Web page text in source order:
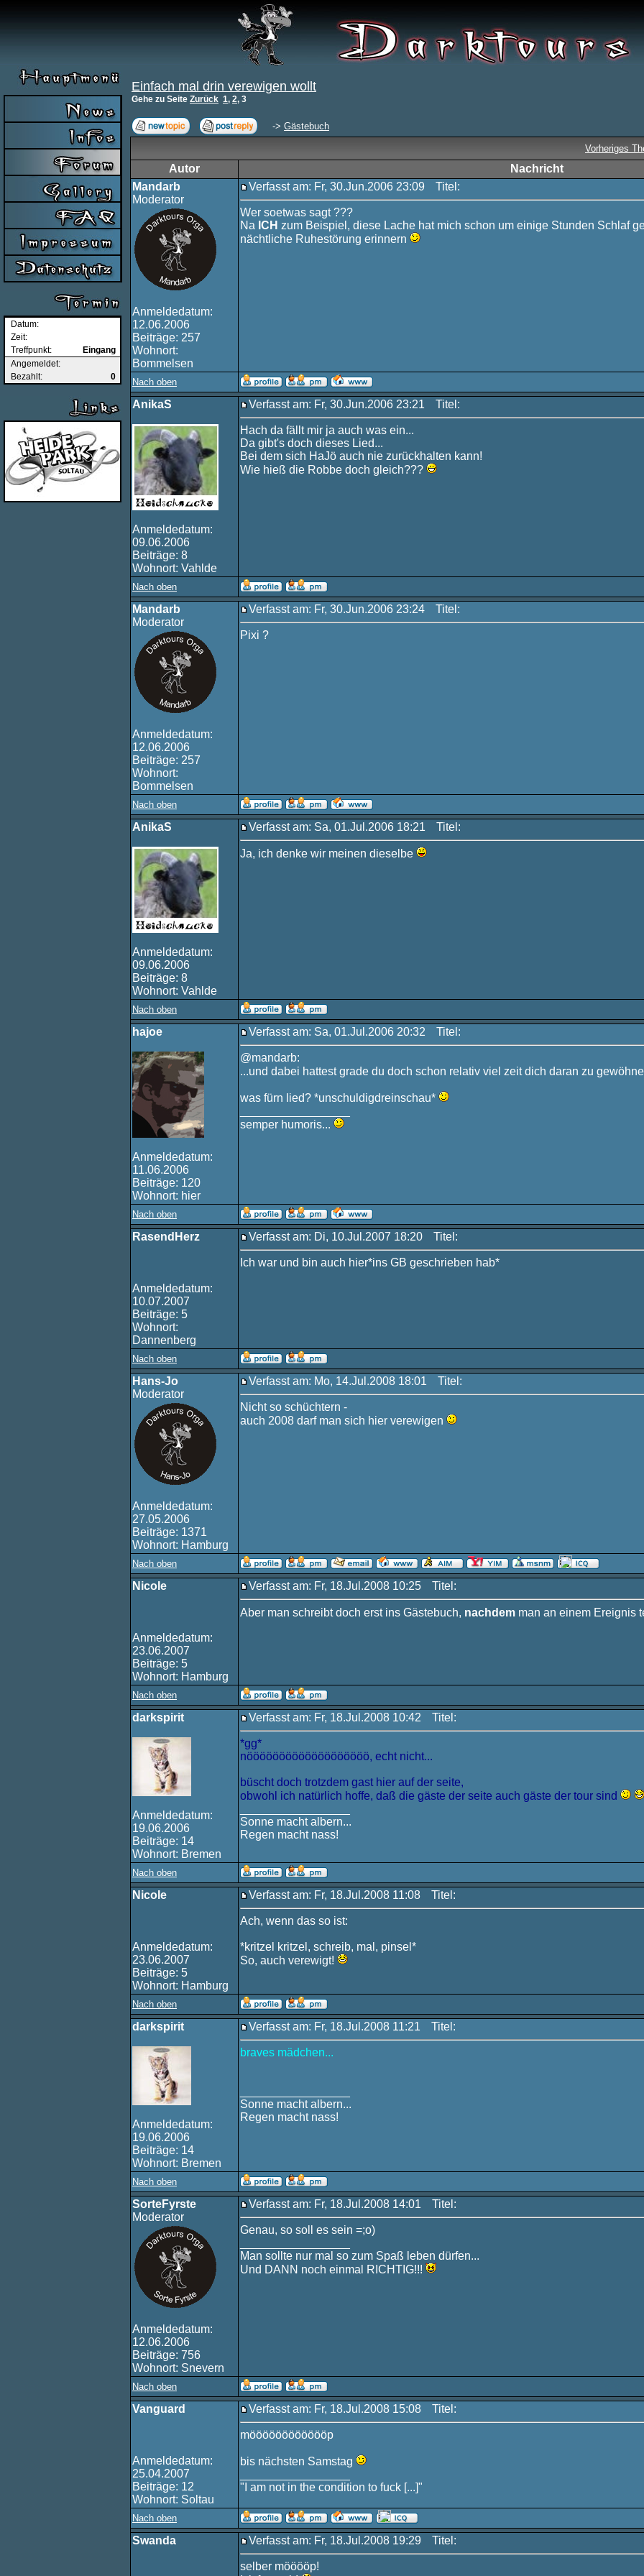
Datum:
Zeit:
Treffpunkt:
Eingang
Angemeldet:
Bezahlt:
0
Einfach mal drin verewigen wollt
Gehe zu Seite Zurück 1, 2, 3
-> Gästebuch
Vorheriges
Autor
Nachricht
Mandarb
Moderator
Anmeldedatum:
12.06.2006
Beiträge: 257
Wohnort:
Bommelsen
Verfasst am: Fr, 30.Jun.2006 23:09 Titel:
Wer soetwas sagt ???
Na ICH zum Beispiel, diese Lache hat mich schon um einige Stunden Schlaf
nächtliche Ruhestörung erinnern
Nach oben
AnikaS
Anmeldedatum:
09.06.2006
Beiträge: 8
Wohnort: Vahlde
Verfasst am: Fr, 30.Jun.2006 23:21 Titel:
Hach da fällt mir ja auch was ein...
Da gibt's doch dieses Lied...
Bei dem sich HaJö auch nie zurückhalten kann!
Wie hieß die Robbe doch gleich???
Nach oben
Mandarb
Moderator
Anmeldedatum:
12.06.2006
Beiträge: 257
Wohnort:
Bommelsen
Verfasst am: Fr, 30.Jun.2006 23:24 Titel:
Pixi ?
Nach oben
AnikaS
Anmeldedatum:
09.06.2006
Beiträge: 8
Wohnort: Vahlde
Verfasst am: Sa, 01.Jul.2006 18:21 Titel:
Ja, ich denke wir meinen dieselbe
Nach oben
hajoe
Anmeldedatum:
11.06.2006
Beiträge: 120
Wohnort: hier
Verfasst am: Sa, 01.Jul.2006 20:32 Titel:
@mandarb:
...und dabei hattest grade du doch schon relativ viel zeit dich daran zu
was fürn lied? *unschuldigdreinschau*
semper humoris...
Nach oben
RasendHerz
Anmeldedatum:
10.07.2007
Beiträge: 5
Wohnort:
Dannenberg
Verfasst am: Di, 10.Jul.2007 18:20 Titel:
Ich war und bin auch hier*ins GB geschrieben hab*
Nach oben
Hans-Jo
Moderator
Anmeldedatum:
27.05.2006
Beiträge: 1371
Wohnort: Hamburg
Verfasst am: Mo, 14.Jul.2008 18:01 Titel:
Nicht so schüchtern -
auch 2008 darf man sich hier verewigen
Nach oben
Nicole
Anmeldedatum:
23.06.2007
Beiträge: 5
Wohnort: Hamburg
Verfasst am: Fr, 18.Jul.2008 10:25 Titel:
Aber man schreibt doch erst ins Gästebuch, nachdem man an einem Ereignis
Nach oben
darkspirit
Anmeldedatum:
19.06.2006
Beiträge: 14
Wohnort: Bremen
Verfasst am: Fr, 18.Jul.2008 10:42 Titel:
*gg*
nööööööööööööööööööö, echt nicht...
büscht doch trotzdem gast hier auf der seite,
obwohl ich natürlich hoffe, daß die gäste der seite auch gäste der tour sind
Sonne macht albern...
Regen macht nass!
Nach oben
Nicole
Anmeldedatum:
23.06.2007
Beiträge: 5
Wohnort: Hamburg
Verfasst am: Fr, 18.Jul.2008 11:08 Titel:
Ach, wenn das so ist:
*kritzel kritzel, schreib, mal, pinsel*
So, auch verewigt!
Nach oben
darkspirit
Anmeldedatum:
19.06.2006
Beiträge: 14
Wohnort: Bremen
Verfasst am: Fr, 18.Jul.2008 11:21 Titel:
braves mädchen...
Sonne macht albern...
Regen macht nass!
Nach oben
SorteFyrste
Moderator
Anmeldedatum:
12.06.2006
Beiträge: 756
Wohnort: Snevern
Verfasst am: Fr, 18.Jul.2008 14:01 Titel:
Genau, so soll es sein =;o)
Man sollte nur mal so zum Spaß leben dürfen...
Und DANN noch einmal RICHTIG!!!
Nach oben
Vanguard
Anmeldedatum:
25.04.2007
Beiträge: 12
Wohnort: Soltau
Verfasst am: Fr, 18.Jul.2008 15:08 Titel:
mööööööööööööp
bis nächsten Samstag
"I am not in the condition to fuck [...]"
Nach oben
Swanda Verfasst am: Fr, 18.Jul.2008 19:29 Titel:
selber mööööp!